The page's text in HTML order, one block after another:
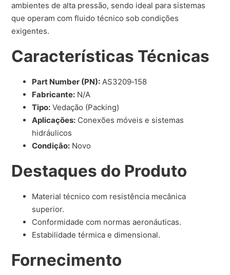
ambientes de alta pressão, sendo ideal para sistemas
que operam com fluido técnico sob condições
exigentes.
Características Técnicas
Part Number (PN): AS3209‑158
Fabricante: N/A
Tipo: Vedação (Packing)
Aplicações: Conexões móveis e sistemas
hidráulicos
Condição: Novo
Destaques do Produto
Material técnico com resistência mecânica
superior.
Conformidade com normas aeronáuticas.
Estabilidade térmica e dimensional.
Fornecimento